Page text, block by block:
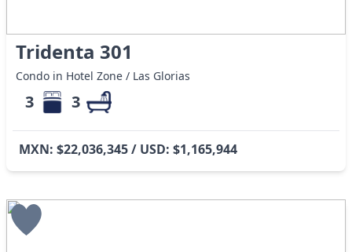
Tridenta 301
Condo in Hotel Zone / Las Glorias
3 3
MXN: $22,036,345 / USD: $1,165,944